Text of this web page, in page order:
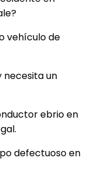
vehículo de
necesita un
ebrio en
defectuoso en